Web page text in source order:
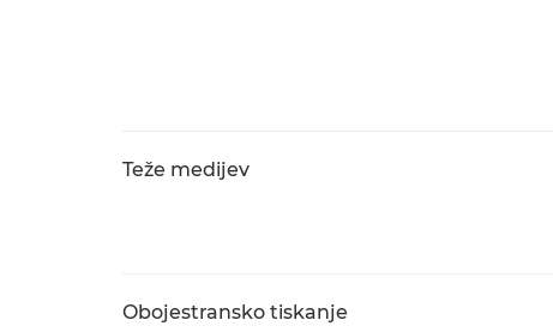
Teže medijev
Obojestransko tiskanje